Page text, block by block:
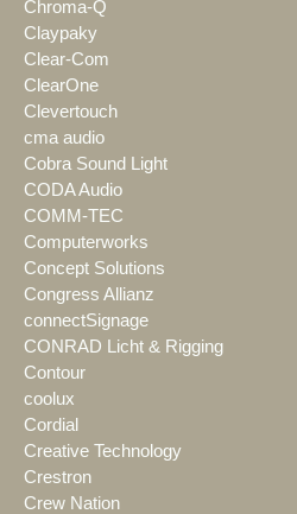
Chroma-Q
Claypaky
Clear-Com
ClearOne
Clevertouch
cma audio
Cobra Sound Light
CODA Audio
COMM-TEC
Computerworks
Concept Solutions
Congress Allianz
connectSignage
CONRAD Licht & Rigging
Contour
coolux
Cordial
Creative Technology
Crestron
Crew Nation